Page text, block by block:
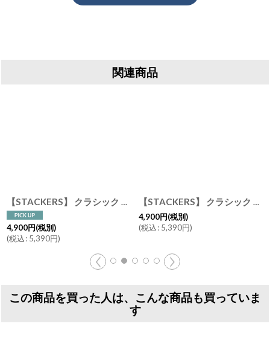
関連商品
[DR3set-GREY]
【STACKERS】 クラシック ジュエリーボックス 3sec トープ グレージュ Taupe スタッカーズ ロンドン イギリス
4,900円(税別)
(税込: 5,390円)
【STACKERS】 クラシック ジュエリーボックス 5sec トープ グレージュTaupe スタッカーズ イギリス ロンドン
4,900円(税別)
(税込: 5,390円)
この商品を買った人は、こんな商品も買っていま
す